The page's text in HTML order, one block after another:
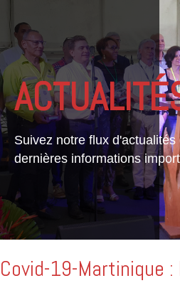
Suivez notre flux
dernières informations
Covid-19-Martinique